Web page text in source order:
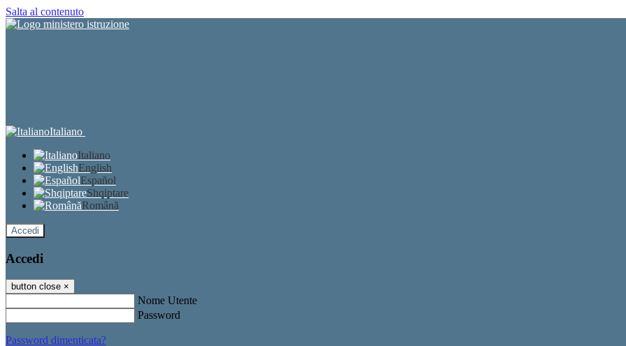
Salta al contenuto
Italiano
Italiano
English
Español
Shqiptare
Română
Accedi
Accedi
button close ×
Nome Utente
Password
Password dimenticata?